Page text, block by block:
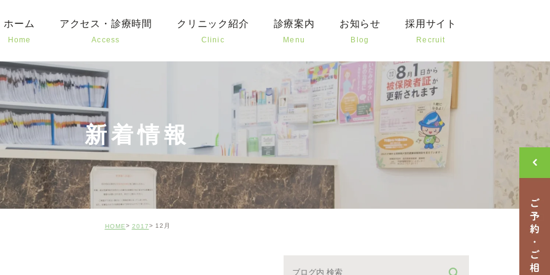
ホーム
Home
アクセス・診療時間
Access
クリニック紹介
Clinic
診療案内
Menu
予防治療
お子様や高齢者の治療
審美治療
口腔外科
矯正歯科
お知らせ
Blog
新着情報
クリニックブログ
採用サイト
Recruit
新着情報
HOME 2017 12月